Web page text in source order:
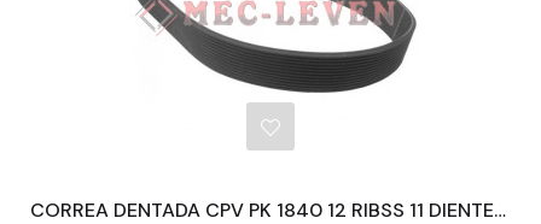
CORREA DENTADA CPV PK 1840 12 RIBSS 11 DIENTES ANCHO 40MM